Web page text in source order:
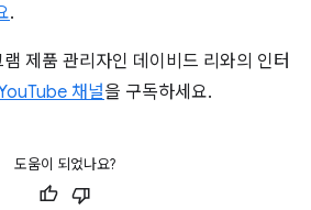
.
제품 관리자인 데이비드 리와의 인터
채널을 구독하세요.
도움이 되었나요?